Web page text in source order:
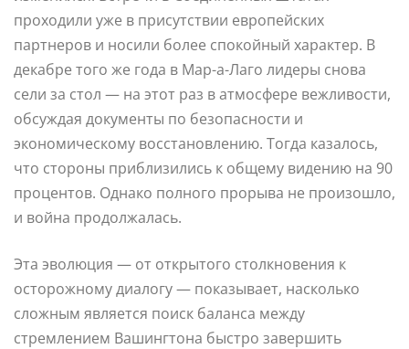
проходили уже в присутствии европейских
партнеров и носили более спокойный характер. В
декабре того же года в Мар-а-Лаго лидеры снова
сели за стол — на этот раз в атмосфере вежливости,
обсуждая документы по безопасности и
экономическому восстановлению. Тогда казалось,
что стороны приблизились к общему видению на 90
процентов. Однако полного прорыва не произошло,
и война продолжалась.
Эта эволюция — от открытого столкновения к
осторожному диалогу — показывает, насколько
сложным является поиск баланса между
стремлением Вашингтона быстро завершить